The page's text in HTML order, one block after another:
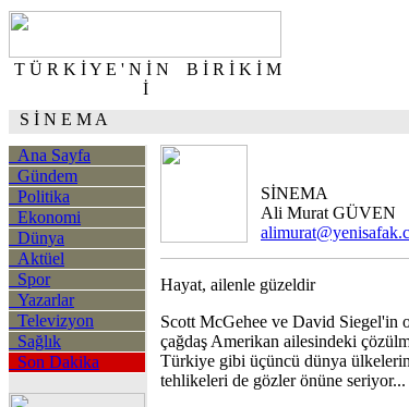
T Ü R K İ Y E ' N İ N B İ R İ K İ M
İ
S İ N E M A
Ana Sayfa
Gündem
Politika
Ekonomi
Dünya
Aktüel
Spor
Yazarlar
Televizyon
Sağlık
Son Dakika
SİNEMA
Ali Murat GÜVEN
Hayat, ailenle güzeldir
Scott McGehee ve David
çağdaş Amerikan ailesindeki
Türkiye gibi üçüncü dünya
tehlikeleri de gözler önüne seriyor...